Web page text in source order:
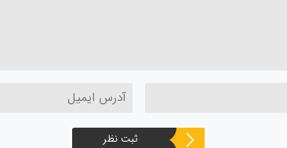
ثبت نظر